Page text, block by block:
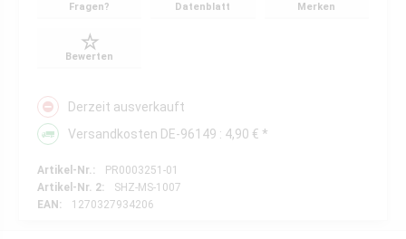
Fragen? Datenblatt Merken
Bewerten
Derzeit ausverkauft
Versandkosten DE-96149 : 4,90 € *
Artikel-Nr.:
PR0003251-01
Artikel-Nr. 2:
SHZ-MS-1007
EAN:
1270327934206